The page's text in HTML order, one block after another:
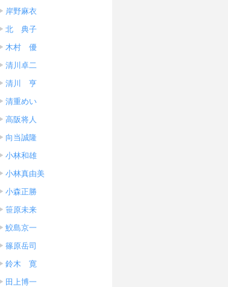
岸野麻衣
北 典子
木村 優
清川卓二
清川 亨
清重めい
高阪将人
向当誠隆
小林和雄
小林真由美
小森正勝
笹原未来
鮫島京一
篠原岳司
鈴木 寛
田上博一